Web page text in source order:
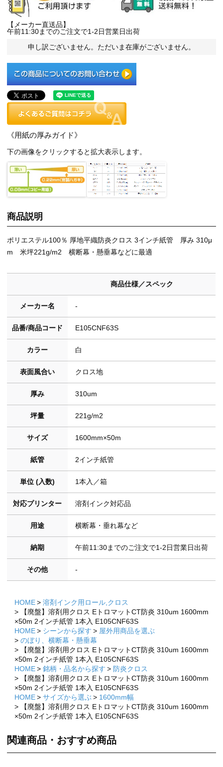
【メーカー直送品】
午前11:30までのご注文で1-2日営業日出荷
申し訳ございません。ただいま在庫がございません。
《用紙の厚みガイド》
下の画像をクリックすると拡大表示します。
商品説明
ポリエステル100％ 厚地平織防炎クロス 3インチ紙管 厚み 310μ
m 米坪221g/m2 横断幕・懸垂幕などに最適
商品仕様／スペック
メーカー名 -
品番/商品コード E105CNF63S
カラー 白
表面風合い クロス地
厚み 310um
坪量 221g/m2
サイズ 1600mm×50m
紙管 2インチ紙管
単位 (入数) 1本入／箱
対応プリンター 溶剤インク対応品
用途 横断幕・垂れ幕など
納期 午前11:30までのご注文で1-2日営業日出荷
その他 -
HOME
溶剤インク用ロール,クロス
【廃盤】溶剤用クロス EトロマットCT防炎 310um 1600mm
×50m 2インチ紙管 1本入 E105CNF63S
HOME
シーンから探す
屋外用商品を選ぶ
のぼり、横断幕・懸垂幕
【廃盤】溶剤用クロス EトロマットCT防炎 310um 1600mm
×50m 2インチ紙管 1本入 E105CNF63S
HOME
銘柄・品名から探す
防炎クロス
【廃盤】溶剤用クロス EトロマットCT防炎 310um 1600mm
×50m 2インチ紙管 1本入 E105CNF63S
HOME
サイズから選ぶ
1600mm幅
【廃盤】溶剤用クロス EトロマットCT防炎 310um 1600mm
×50m 2インチ紙管 1本入 E105CNF63S
関連商品・おすすめ商品